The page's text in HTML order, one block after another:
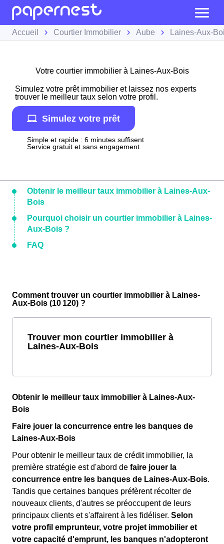
Accueil Courtier Immobilier Aube Laines-Aux-
Votre courtier immobilier à Laines-Aux-Bois
Simulez votre prêt immobilier et laissez nos experts
trouver le meilleur taux selon votre profil.
Simulez votre prêt
Simple et rapide : 6 minutes suffisent
Service gratuit et sans engagement
Obtenir le meilleur taux immobilier à Laines-Aux-
Bois
Pourquoi choisir un courtier immobilier à Laines-
Aux-Bois ?
FAQ
Comment trouver un courtier immobilier à Laines-
Aux-Bois (10 120) ?
Trouver mon courtier immobilier à
Laines-Aux-Bois
Obtenir le meilleur taux immobilier à Laines-Aux-
Bois
Faire jouer la concurrence entre les banques de
Laines-Aux-Bois
Pour obtenir le meilleur taux de crédit immobilier, la
première stratégie est d'abord de faire jouer la
concurrence entre les banques de Laines-Aux-Bois.
Tandis que certaines banques préfèrent récolter de
nouveaux clients, d'autres se préoccupent de leurs
principaux clients et s'affairent à les fidéliser. Selon
votre profil emprunteur, votre projet immobilier et
votre capacité d'emprunt, les banques n'adopteront